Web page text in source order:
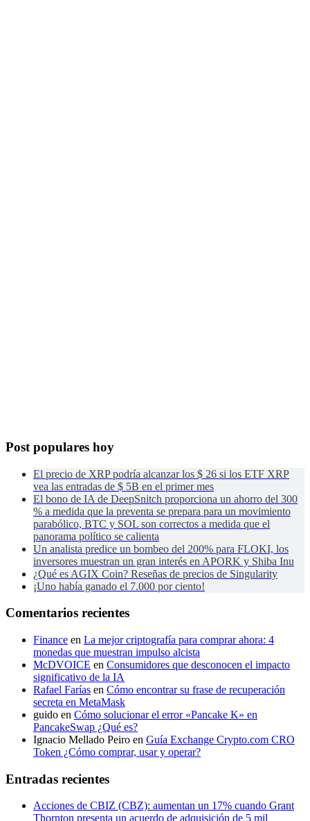
Post populares hoy
El precio de XRP podría alcanzar los $ 26 si los ETF XRP
vea las entradas de $ 5B en el primer mes
El bono de IA de DeepSnitch proporciona un ahorro del 300
% a medida que la preventa se prepara para un movimiento
parabólico, BTC y SOL son correctos a medida que el
panorama político se calienta
Un analista predice un bombeo del 200% para FLOKI, los
inversores muestran un gran interés en APORK y Shiba Inu
¿Qué es AGIX Coin? Reseñas de precios de Singularity
¡Uno había ganado el 7.000 por ciento!
Comentarios recientes
Finance en La mejor criptografía para comprar ahora: 4
monedas que muestran impulso alcista
McDVOICE en Consumidores que desconocen el impacto
significativo de la IA
Rafael Farías en Cómo encontrar su frase de recuperación
secreta en MetaMask
guido en Cómo solucionar el error «Pancake K» en
PancakeSwap ¿Qué es?
Ignacio Mellado Peiro en Guía Exchange Crypto.com CRO
Token ¿Cómo comprar, usar y operar?
Entradas recientes
Acciones de CBIZ (CBZ): aumentan un 17% cuando Grant
Thornton presenta un acuerdo de adquisición de 5 mil